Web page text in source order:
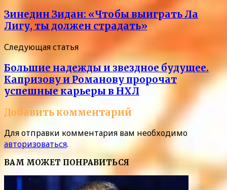
Зинедин Зидан: «Чтобы выиграть Ла
Лигу, ты должен страдать»
Следующая статья
Большие надежды и звездное будущее.
Капризову и Романову пророчат
успешные карьеры в НХЛ
Добавить комментарий
Для отправки комментария вам необходимо
авторизоваться.
ВАМ МОЖЕТ ПОНРАВИТЬСЯ